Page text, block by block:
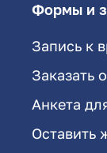
Формы и
Запись к
Заказать
Анкета
Оставить